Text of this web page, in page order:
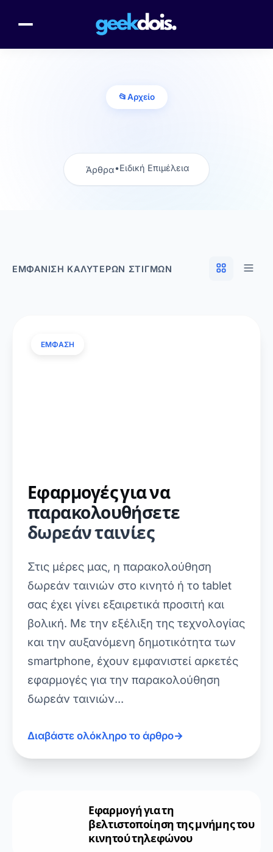
📂Αρχείο
Άρθρα•Ειδική Επιμέλεια
ΕΜΦΆΝΙΣΗ ΚΑΛΎΤΕΡΩΝ ΣΤΙΓΜΏΝ
ΕΜΦΑΣΗ
Εφαρμογές για να
παρακολουθήσετε
δωρεάν ταινίες
Στις μέρες μας, η παρακολούθηση
δωρεάν ταινιών στο κινητό ή το tablet
σας έχει γίνει εξαιρετικά προσιτή και
βολική. Με την εξέλιξη της τεχνολογίας
και την αυξανόμενη δημοτικότητα των
smartphone, έχουν εμφανιστεί αρκετές
εφαρμογές για την παρακολούθηση
δωρεάν ταινιών...
Διαβάστε ολόκληρο το άρθρο→
Εφαρμογή για τη
βελτιστοποίηση της μνήμης του
κινητού τηλεφώνου